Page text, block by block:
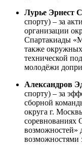
Лурье Эрнест
спорту) – за
организации
Спартакиады
также
технической
молодёжи
Александров
спорту) – за
сборной
округа г.
соревнованиях
возможностей»
возможностями